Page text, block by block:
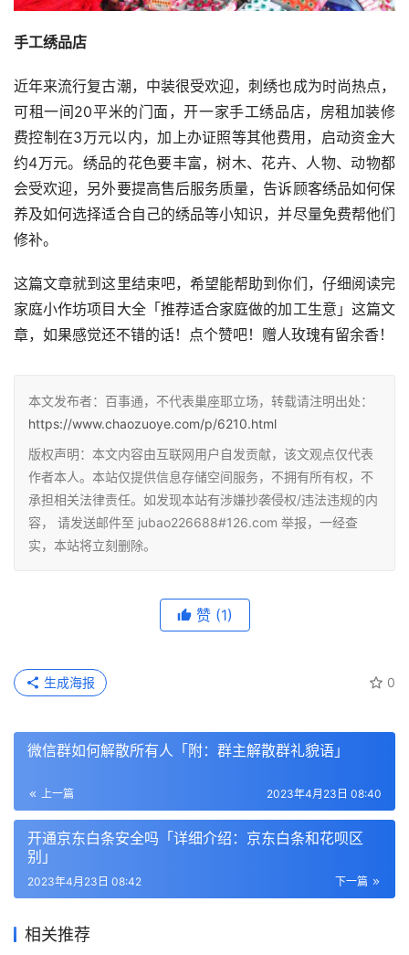
手工绣品店
近年来流行复古潮，中装很受欢迎，刺绣也成为时尚热点，
可租一间20平米的门面，开一家手工绣品店，房租加装修
费控制在3万元以内，加上办证照等其他费用，启动资金大
约4万元。绣品的花色要丰富，树木、花卉、人物、动物都
会受欢迎，另外要提高售后服务质量，告诉顾客绣品如何保
养及如何选择适合自己的绣品等小知识，并尽量免费帮他们
修补。
这篇文章就到这里结束吧，希望能帮助到你们，仔细阅读完
家庭小作坊项目大全「推荐适合家庭做的加工生意」这篇文
章，如果感觉还不错的话！点个赞吧！赠人玫瑰有留余香！
本文发布者：百事通，不代表巢座耶立场，转载请注明出处：
https://www.chaozuoye.com/p/6210.html
版权声明：本文内容由互联网用户自发贡献，该文观点仅代表
作者本人。本站仅提供信息存储空间服务，不拥有所有权，不
承担相关法律责任。如发现本站有涉嫌抄袭侵权/违法违规的内
容， 请发送邮件至 jubao226688#126.com 举报，一经查
实，本站将立刻删除。
赞 (1)
0
生成海报
微信群如何解散所有人「附：群主解散群礼貌语」
上一篇 2023年4月23日 08:40
开通京东白条安全吗「详细介绍：京东白条和花呗区
别」
下一篇
2023年4月23日 08:42
相关推荐